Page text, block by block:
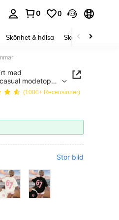
0 0
Skönhet & hälsa Skor Curve
med
modetopp
(1000+ Recensioner)
Stor bild